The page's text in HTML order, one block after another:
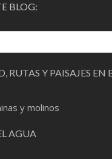
BLOG:
RUTAS Y PAISAJES EN
y molinos
AGUA